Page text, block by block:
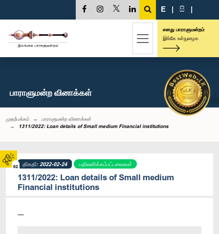
02
E | සි |
எனது பாராளுமன்றம்
இங்கே உள்நுழைக
பாராளுமன்ற வினாக்கள்
முதற்பக்கம்
பாராளுமன்ற வினாக்கள்
1311/2022: Loan details of Small medium Financial institutions
திகதி: 2022-02-24 பதிலளிக்கப்பட்டவைகள்
1311/2022: Loan details of Small medium
Financial institutions
----